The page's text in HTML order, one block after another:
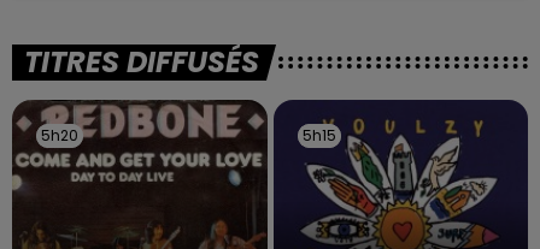
TITRES DIFFUSÉS
5h20
5h20 5h15
5h15